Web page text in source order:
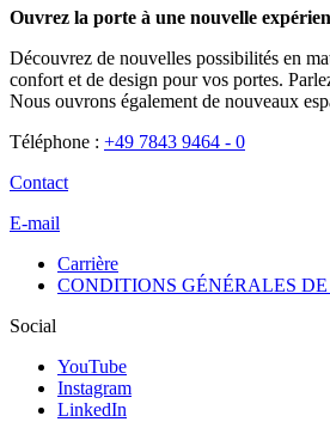
Ouvrez la porte à une nouvelle
Découvrez de nouvelles possibilités en
confort et de design pour vos portes.
Nous ouvrons également de nouveaux
Téléphone : +49 7843 9464 - 0
Contact
E-mail
Carrière
CONDITIONS GÉNÉRALES
Social
YouTube
Instagram
LinkedIn